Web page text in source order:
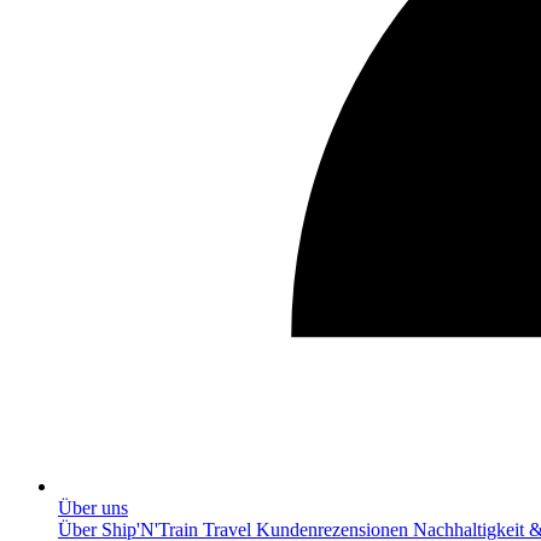
Über uns
Über Ship'N'Train Travel Kundenrezensionen Nachhaltigkeit